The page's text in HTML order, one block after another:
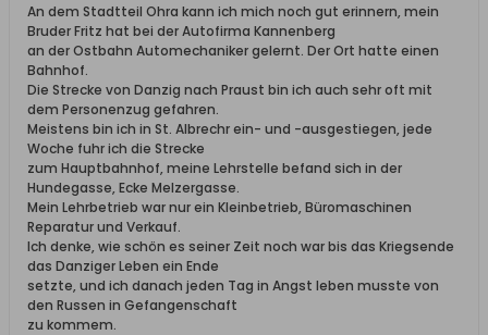
An dem Stadtteil Ohra kann ich mich noch gut erinnern, mein
Bruder Fritz hat bei der Autofirma Kannenberg
an der Ostbahn Automechaniker gelernt. Der Ort hatte einen
Bahnhof.
Die Strecke von Danzig nach Praust bin ich auch sehr oft mit
dem Personenzug gefahren.
Meistens bin ich in St. Albrechr ein- und -ausgestiegen, jede
Woche fuhr ich die Strecke
zum Hauptbahnhof, meine Lehrstelle befand sich in der
Hundegasse, Ecke Melzergasse.
Mein Lehrbetrieb war nur ein Kleinbetrieb, Büromaschinen
Reparatur und Verkauf.
Ich denke, wie schön es seiner Zeit noch war bis das Kriegsende
das Danziger Leben ein Ende
setzte, und ich danach jeden Tag in Angst leben musste von
den Russen in Gefangenschaft
zu kommem.